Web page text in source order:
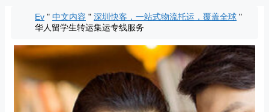
Ev " 中文内容 " 深圳快客，一站式物流托运，覆盖全球 "
华人留学生转运集运专线服务